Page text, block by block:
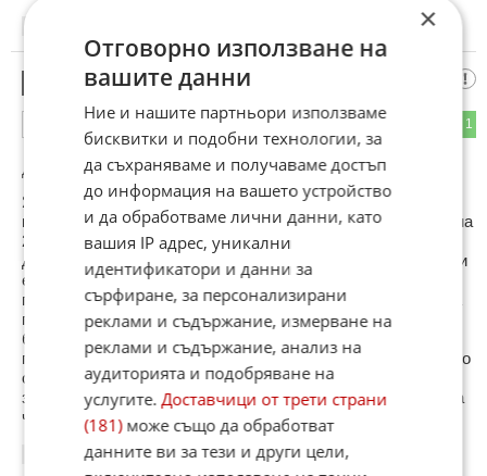
някой си
1
До коментар#9от "W164":
Явно не си дорасъл толкова за да разбереш за какво
недоволстват хората с коментарите си по - долу. Като си на
20 явно нямаш и ден работено, следователно не внасяш и
данъци в хазната. Това са пари на данъкоплатците и тях ги
е грижа за какво се харчат. Не може пенсионер да
преживява с 140 лв. пенсия цял месец а депутатите всяка
година да си возят задници в нови коли. Разбрахме че
баща ти има Мерцедес МЛ ама не може да му купи 4 нови
гуми и кара изтъркани китайски галоши. Сигурен съм че ако
остане на теб да създадеш семейство и да се грижиш сам
за него с мизерната си заплата каквато получават огромна
част от българите , друга песен ще запееш.
03.01.2013
×
Отговорно използване на
вашите данни
Ние и нашите партньори използваме
бисквитки и подобни технологии, за
да съхраняваме и получаваме достъп
до информация на вашето устройство
и да обработваме лични данни, като
вашия IP адрес, уникални
идентификатори и данни за
сърфиране, за персонализирани
реклами и съдържание, измерване на
реклами и съдържание, анализ на
аудиторията и подобряване на
услугите.Доставчици от трети страни
(181)може също да обработват
данните ви за тези и други цели,